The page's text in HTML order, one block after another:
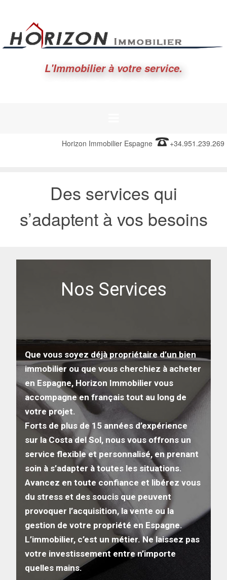
L'Immobilier à votre service.
Horizon Immobilier Espagne +34.951.239.269
Des services qui
s’adaptent à vos besoins
Nos Services
Que vous soyez déjà propriétaire d’un bien
immobilier ou que vous cherchiez à acheter
en Espagne, Horizon Immobilier vous
accompagne en français tout au long de
votre projet.
Forts de plus de 15 années d’expérience
sur la Costa del Sol, nous vous offrons un
service flexible et personnalisé, en prenant
soin à s’adapter à toutes les situations.
Avancez en toute confiance et libérez vous
du stress et des soucis que peuvent
provoquer l’acquisition, la vente ou la
gestion de votre propriété en Espagne.
L’immobilier, c’est un métier. Ne laissez pas
votre investissement entre n’importe
quelles mains.